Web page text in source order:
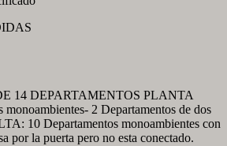
14 DEPARTAMENTOS PLANTA
2 Departamentos de dos
10 Departamentos monoambientes con
por la puerta pero no esta conectado.